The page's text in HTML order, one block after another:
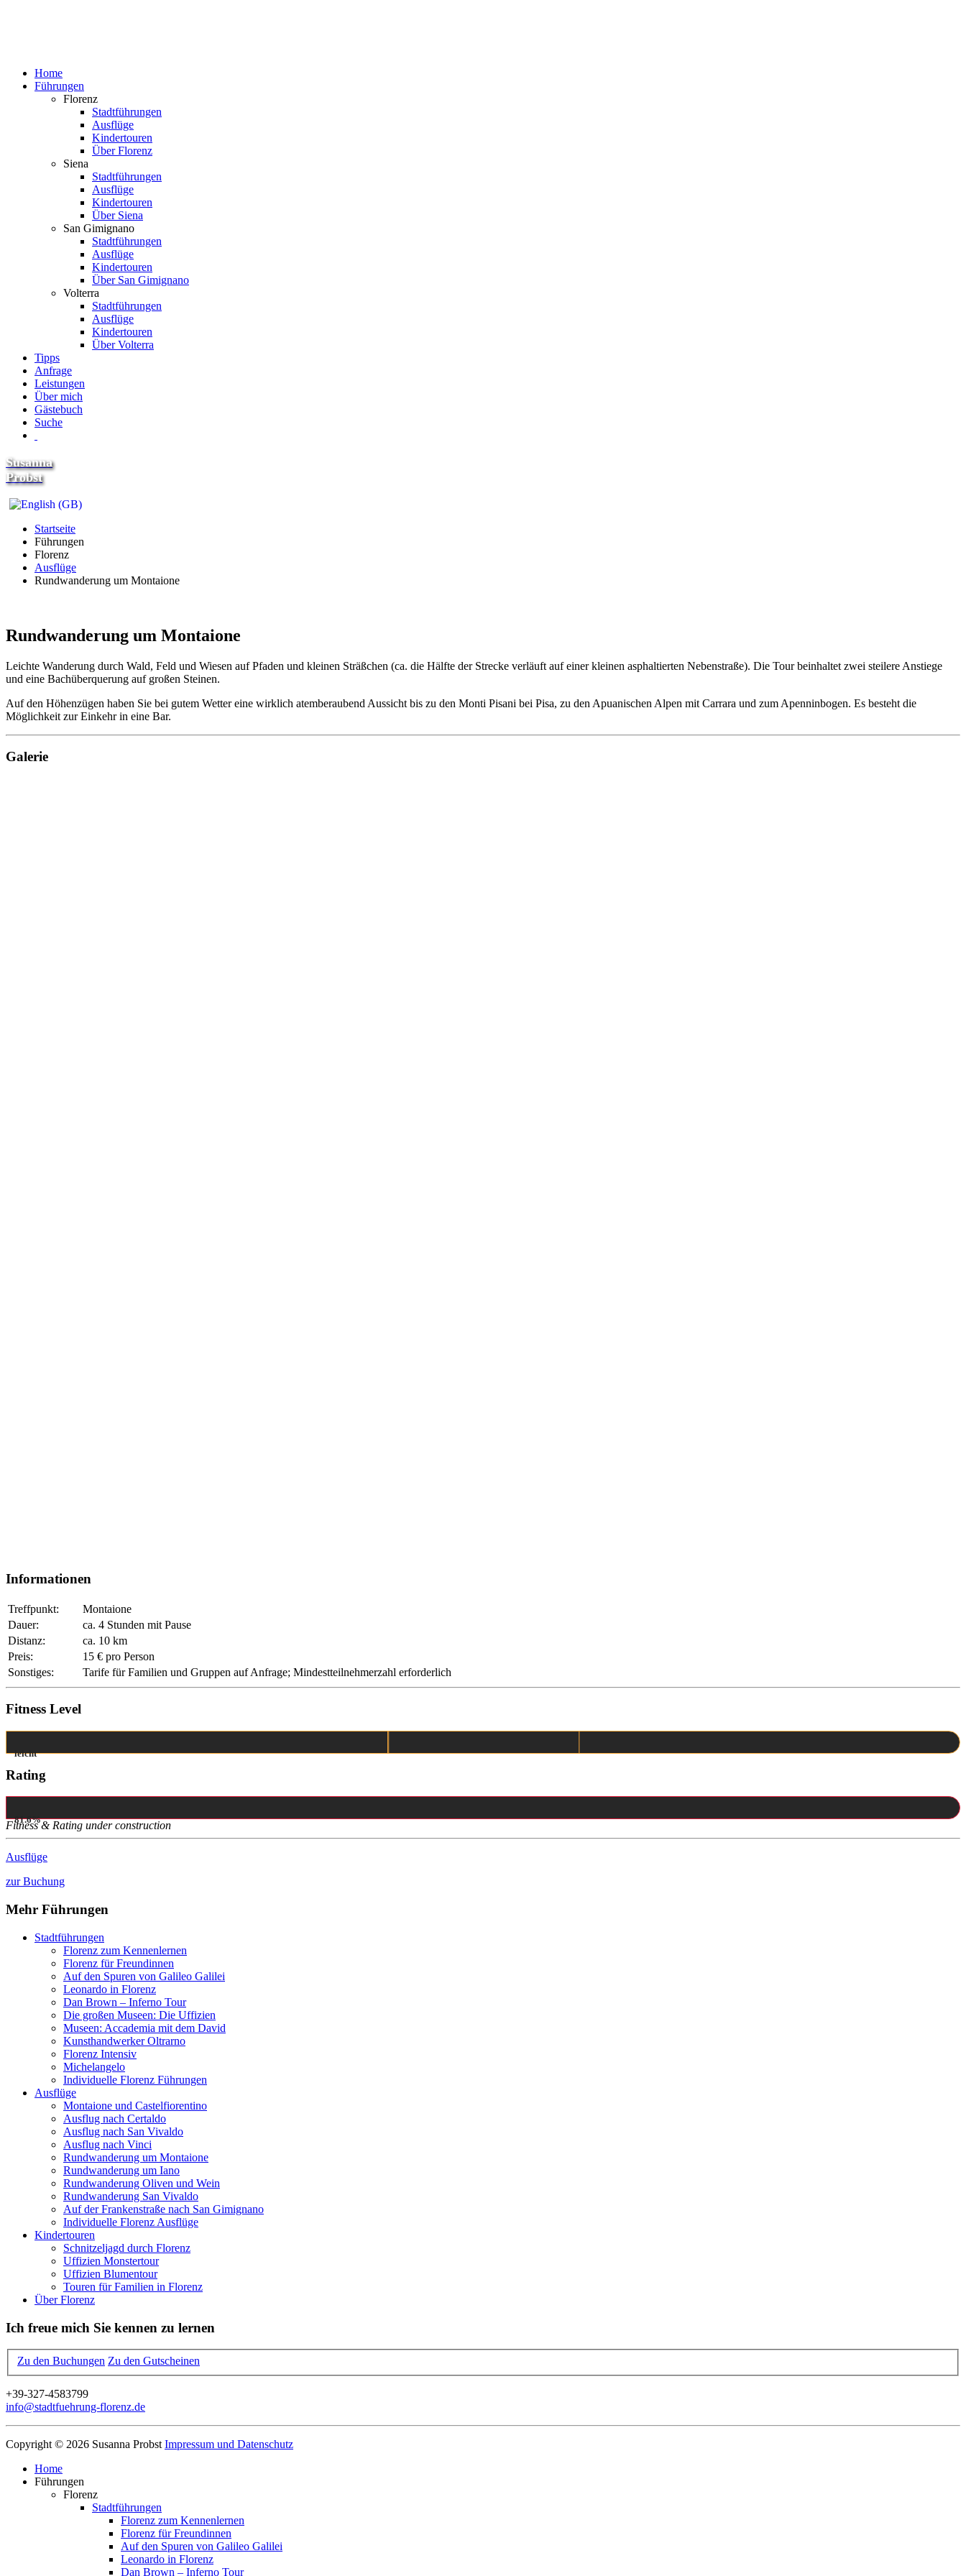
Home
Führungen
Florenz
Stadtführungen
Ausflüge
Kindertouren
Über Florenz
Siena
Stadtführungen
Ausflüge
Kindertouren
Über Siena
San Gimignano
Stadtführungen
Ausflüge
Kindertouren
Über San Gimignano
Volterra
Stadtführungen
Ausflüge
Kindertouren
Über Volterra
Tipps
Anfrage
Leistungen
Über mich
Gästebuch
Suche
Susanna
Probst
Startseite
Führungen
Florenz
Ausflüge
Rundwanderung um Montaione
Rundwanderung um Montaione
Leichte Wanderung durch Wald, Feld und Wiesen auf Pfaden und kleinen Sträßchen (ca. die Hälfte der Strecke verläuft auf einer kleinen asphaltierten Nebenstraße). Die Tour beinhaltet zwei steilere Anstiege
und eine Bachüberquerung auf großen Steinen.
Auf den Höhenzügen haben Sie bei gutem Wetter eine wirklich atemberaubend Aussicht bis zu den Monti Pisani bei Pisa, zu den Apuanischen Alpen mit Carrara und zum Apenninbogen. Es besteht die
Möglichkeit zur Einkehr in eine Bar.
Galerie
Informationen
Treffpunkt:
Montaione
Dauer:
ca. 4 Stunden mit Pause
Distanz:
ca. 10 km
Preis:
15 € pro Person
Sonstiges:
Tarife für Familien und Gruppen auf Anfrage; Mindestteilnehmerzahl erforderlich
Fitness Level
leicht
Rating
81.6%
Fitness & Rating under construction
Ausflüge
zur Buchung
Mehr Führungen
Stadtführungen
Florenz zum Kennenlernen
Florenz für Freundinnen
Auf den Spuren von Galileo Galilei
Leonardo in Florenz
Dan Brown – Inferno Tour
Die großen Museen: Die Uffizien
Museen: Accademia mit dem David
Kunsthandwerker Oltrarno
Florenz Intensiv
Michelangelo
Individuelle Florenz Führungen
Ausflüge
Montaione und Castelfiorentino
Ausflug nach Certaldo
Ausflug nach San Vivaldo
Ausflug nach Vinci
Rundwanderung um Montaione
Rundwanderung um Iano
Rundwanderung Oliven und Wein
Rundwanderung San Vivaldo
Auf der Frankenstraße nach San Gimignano
Individuelle Florenz Ausflüge
Kindertouren
Schnitzeljagd durch Florenz
Uffizien Monstertour
Uffizien Blumentour
Touren für Familien in Florenz
Über Florenz
Ich freue mich Sie kennen zu lernen
Zu den Buchungen Zu den Gutscheinen
+39-327-4583799
info@stadtfuehrung-florenz.de
Copyright © 2026 Susanna Probst Impressum und Datenschutz
Home
Führungen
Florenz
Stadtführungen
Florenz zum Kennenlernen
Florenz für Freundinnen
Auf den Spuren von Galileo Galilei
Leonardo in Florenz
Dan Brown – Inferno Tour